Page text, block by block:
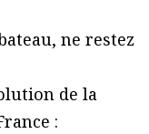
ne restez
de la
: